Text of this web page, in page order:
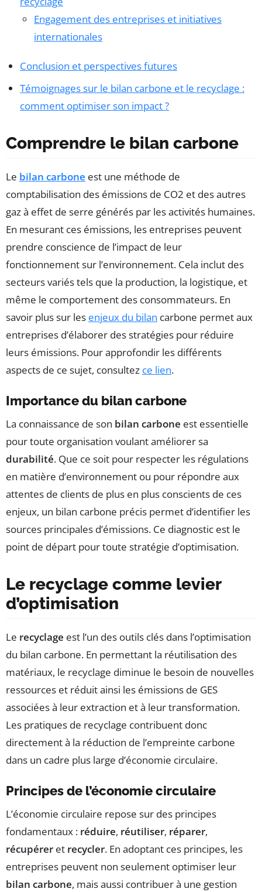
Engagement des entreprises et initiatives
internationales
Conclusion et perspectives futures
Témoignages sur le bilan carbone et le recyclage :
comment optimiser son impact ?
Comprendre le bilan carbone
Le bilan carbone est une méthode de
comptabilisation des émissions de CO2 et des autres
gaz à effet de serre générés par les activités humaines.
En mesurant ces émissions, les entreprises peuvent
prendre conscience de l’impact de leur
fonctionnement sur l’environnement. Cela inclut des
secteurs variés tels que la production, la logistique, et
même le comportement des consommateurs. En
savoir plus sur les enjeux du bilan carbone permet aux
entreprises d’élaborer des stratégies pour réduire
leurs émissions. Pour approfondir les différents
aspects de ce sujet, consultez ce lien.
Importance du bilan carbone
La connaissance de son bilan carbone est essentielle
pour toute organisation voulant améliorer sa
durabilité. Que ce soit pour respecter les régulations
en matière d’environnement ou pour répondre aux
attentes de clients de plus en plus conscients de ces
enjeux, un bilan carbone précis permet d’identifier les
sources principales d’émissions. Ce diagnostic est le
point de départ pour toute stratégie d’optimisation.
Le recyclage comme levier
d’optimisation
Le recyclage est l’un des outils clés dans l’optimisation
du bilan carbone. En permettant la réutilisation des
matériaux, le recyclage diminue le besoin de nouvelles
ressources et réduit ainsi les émissions de GES
associées à leur extraction et à leur transformation.
Les pratiques de recyclage contribuent donc
directement à la réduction de l’empreinte carbone
dans un cadre plus large d’économie circulaire.
Principes de l’économie circulaire
L’économie circulaire repose sur des principes
fondamentaux : réduire, réutiliser, réparer,
récupérer et recycler. En adoptant ces principes, les
entreprises peuvent non seulement optimiser leur
bilan carbone, mais aussi contribuer à une gestion